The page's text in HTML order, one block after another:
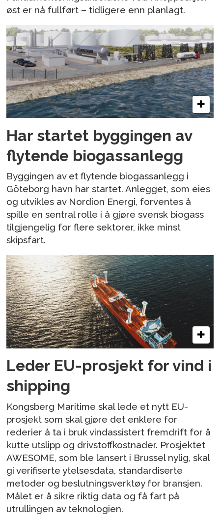
øst er nå fullført – tidligere enn planlagt.
Har startet byggingen av
flytende biogassanlegg
Byggingen av et flytende biogassanlegg i
Göteborg havn har startet. Anlegget, som eies
og utvikles av Nordion Energi, forventes å
spille en sentral rolle i å gjøre svensk biogass
tilgjengelig for flere sektorer, ikke minst
skipsfart.
Leder EU-prosjekt for vind i
shipping
Kongsberg Maritime skal lede et nytt EU-
prosjekt som skal gjøre det enklere for
rederier å ta i bruk vindassistert fremdrift for å
kutte utslipp og drivstoffkostnader. Prosjektet
AWESOME, som ble lansert i Brussel nylig, skal
gi verifiserte ytelsesdata, standardiserte
metoder og beslutningsverktøy for bransjen.
Målet er å sikre riktig data og få fart på
utrullingen av teknologien.